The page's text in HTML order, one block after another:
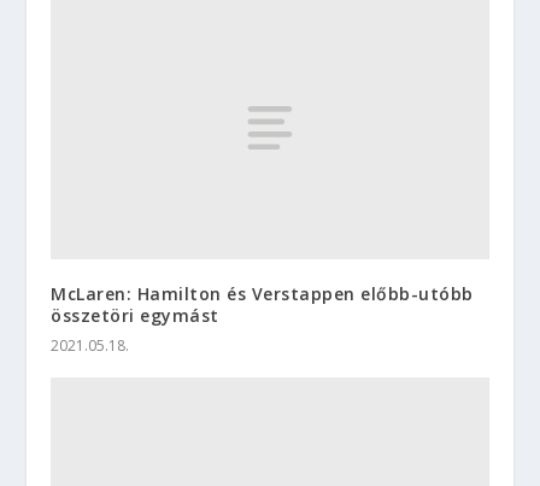
McLaren: Hamilton és Verstappen előbb-utóbb
összetöri egymást
2021.05.18.